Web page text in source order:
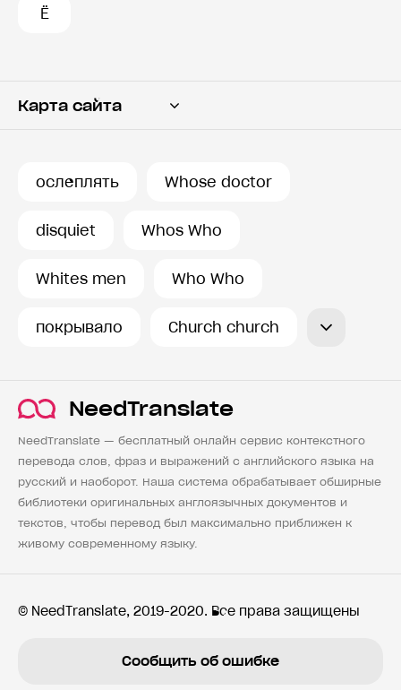
Ё
Карта сайта
ослеплять Whose doctor
disquiet Whos Who
Whites men Who Who
покрывало Church church
NeedTranslate
NeedTranslate — бесплатный онлайн сервис контекстного
перевода слов, фраз и выражений с английского языка на
русский и наоборот. Наша система обрабатывает обширные
библиотеки оригинальных англоязычных документов и
текстов, чтобы перевод был максимально приближен к
живому современному языку.
© NeedTranslate, 2019-2020. Все права защищены
Сообщить об ошибке